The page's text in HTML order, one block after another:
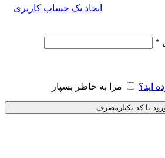
ایجاد یک حساب کاربری
*
اید؟ مرا به خاطر بسپار
با کد یکبارمصرف